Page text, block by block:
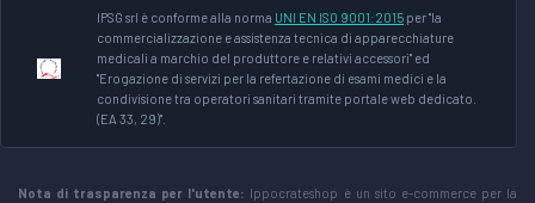
IPSG srl è conforme alla norma UNI EN ISO 9001:2015 per "la
commercializzazione e assistenza tecnica di apparecchiature
medicali a marchio del produttore e relativi accessori" ed
"Erogazione di servizi per la refertazione di esami medici e la
condivisione tra operatori sanitari tramite portale web dedicato.
(EA 33, 29)".
Nota di trasparenza per l'utente: Ippocrateshop è un sito e-commerce per la